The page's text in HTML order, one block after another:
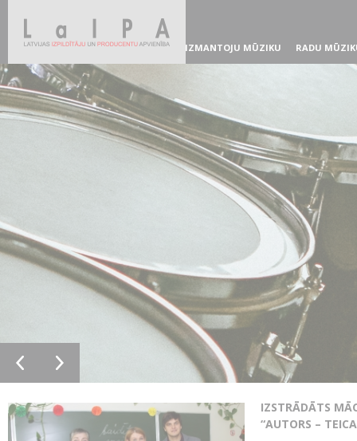
IZMANTOJU MŪZIKU RADU
IZSTRĀDĀTS
“AUTORS –